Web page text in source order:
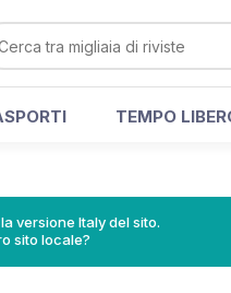
TEMPO
versione Italy del sito.
sito locale?